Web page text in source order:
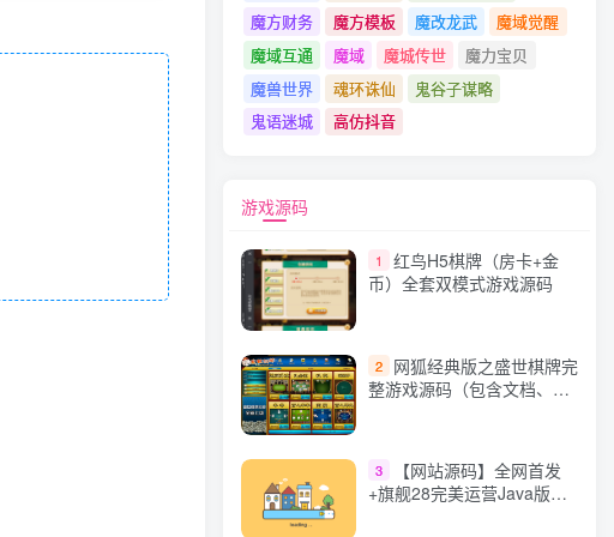
魔方财务
魔方模板 魔改龙武
魔域觉醒
魔域互通
魔域 魔城传世
魔力宝贝
魔兽世界
魂环诛仙
鬼谷子谋略
鬼语迷城
高仿抖音
游戏源码
1
红鸟H5棋牌（房卡+金
币）全套双模式游戏源码
2
网狐经典版之盛世棋牌完
整游戏源码（包含文档、架
3
【网站源码】全网首发
+旗舰28完美运营Java版高